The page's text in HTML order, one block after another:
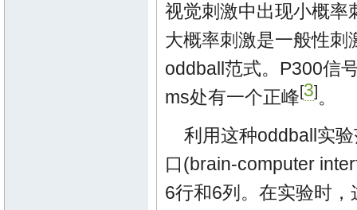
视觉刺激中出现小概率
大概率刺激是一般性刺
oddball范式。P300信
ms处有一个正峰[3]。
利用这种oddball实
口(brain-computer
6行和6列。在实验时